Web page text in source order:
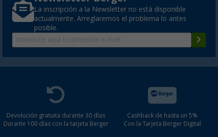
La inscripción a la Newsletter no está disponible
actualmente. Arreglaremos el problema lo antes
posible.
Devolución gratuita durante 30 días
Durante 100 días con la tarjeta Berger
Cashback de hasta un 5%
Con la Tarjeta Berger Digital